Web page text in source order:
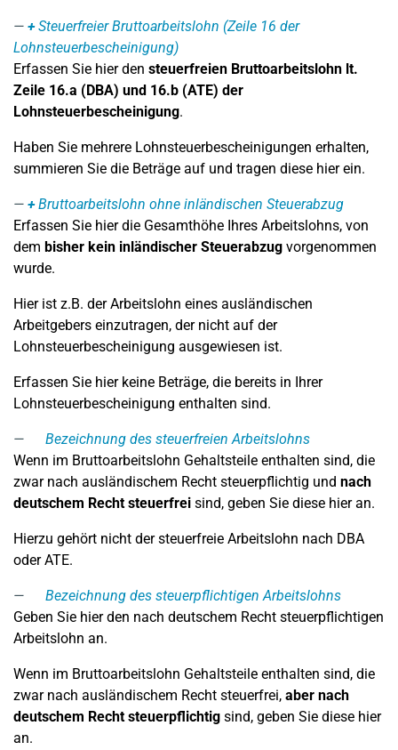
+ Steuerfreier Bruttoarbeitslohn (Zeile 16 der
Lohnsteuerbescheinigung)
Erfassen Sie hier den steuerfreien Bruttoarbeitslohn lt.
Zeile 16.a (DBA) und 16.b (ATE) der
Lohnsteuerbescheinigung.
Haben Sie mehrere Lohnsteuerbescheinigungen erhalten,
summieren Sie die Beträge auf und tragen diese hier ein.
+ Bruttoarbeitslohn ohne inländischen Steuerabzug
Erfassen Sie hier die Gesamthöhe Ihres Arbeitslohns, von
dem bisher kein inländischer Steuerabzug vorgenommen
wurde.
Hier ist z.B. der Arbeitslohn eines ausländischen
Arbeitgebers einzutragen, der nicht auf der
Lohnsteuerbescheinigung ausgewiesen ist.
Erfassen Sie hier keine Beträge, die bereits in Ihrer
Lohnsteuerbescheinigung enthalten sind.
Bezeichnung des steuerfreien Arbeitslohns
Wenn im Bruttoarbeitslohn Gehaltsteile enthalten sind, die
zwar nach ausländischem Recht steuerpflichtig und nach
deutschem Recht steuerfrei sind, geben Sie diese hier an.
Hierzu gehört nicht der steuerfreie Arbeitslohn nach DBA
oder ATE.
Bezeichnung des steuerpflichtigen Arbeitslohns
Geben Sie hier den nach deutschem Recht steuerpflichtigen
Arbeitslohn an.
Wenn im Bruttoarbeitslohn Gehaltsteile enthalten sind, die
zwar nach ausländischem Recht steuerfrei, aber nach
deutschem Recht steuerpflichtig sind, geben Sie diese hier
an.